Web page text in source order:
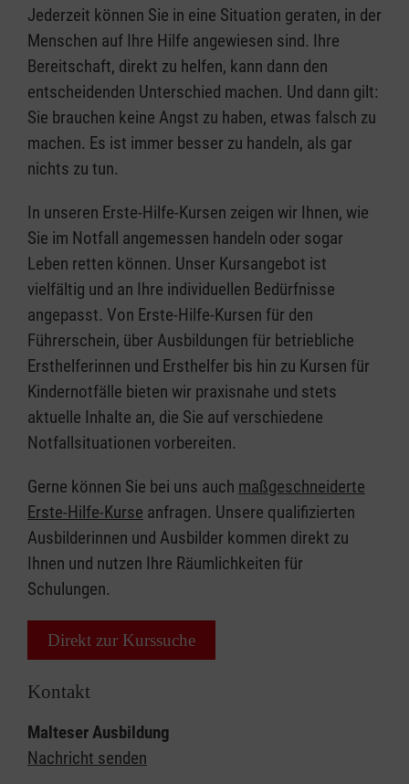
Jederzeit können Sie in eine Situation geraten, in der
Menschen auf Ihre Hilfe angewiesen sind. Ihre
Bereitschaft, direkt zu helfen, kann dann den
entscheidenden Unterschied machen. Und dann gilt:
Sie brauchen keine Angst zu haben, etwas falsch zu
machen. Es ist immer besser zu handeln, als gar
nichts zu tun.
In unseren Erste-Hilfe-Kursen zeigen wir Ihnen, wie
Sie im Notfall angemessen handeln oder sogar
Leben retten können. Unser Kursangebot ist
vielfältig und an Ihre individuellen Bedürfnisse
angepasst. Von Erste-Hilfe-Kursen für den
Führerschein, über Ausbildungen für betriebliche
Ersthelferinnen und Ersthelfer bis hin zu Kursen für
Kindernotfälle bieten wir praxisnahe und stets
aktuelle Inhalte an, die Sie auf verschiedene
Notfallsituationen vorbereiten.
Gerne können Sie bei uns auch maßgeschneiderte
Erste-Hilfe-Kurse anfragen. Unsere qualifizierten
Ausbilderinnen und Ausbilder kommen direkt zu
Ihnen und nutzen Ihre Räumlichkeiten für
Schulungen.
Direkt zur Kurssuche
Kontakt
Malteser Ausbildung
Nachricht senden